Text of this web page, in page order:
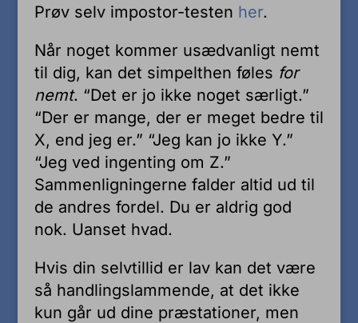
Prøv selv impostor-testen her.
Når noget kommer usædvanligt nemt
til dig, kan det simpelthen føles for
nemt. “Det er jo ikke noget særligt.”
“Der er mange, der er meget bedre til
X, end jeg er.” “Jeg kan jo ikke Y.”
“Jeg ved ingenting om Z.”
Sammenligningerne falder altid ud til
de andres fordel. Du er aldrig god
nok. Uanset hvad.
Hvis din selvtillid er lav kan det være
så handlingslammende, at det ikke
kun går ud dine præstationer, men